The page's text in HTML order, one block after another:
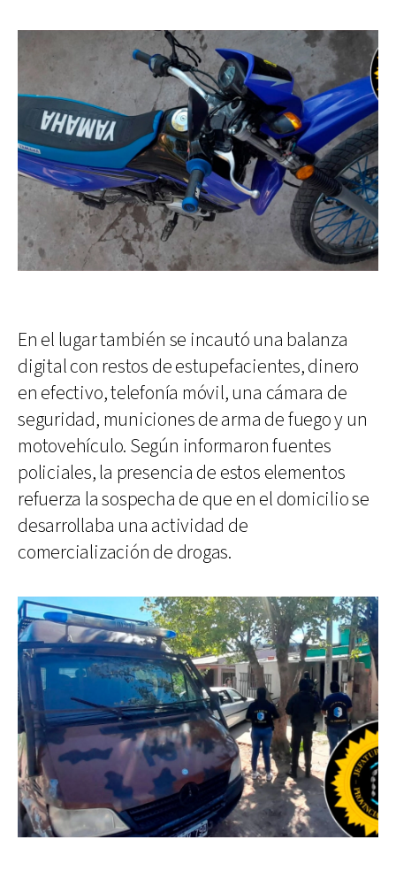
En el lugar también se incautó una balanza
digital con restos de estupefacientes, dinero
en efectivo, telefonía móvil, una cámara de
seguridad, municiones de arma de fuego y un
motovehículo. Según informaron fuentes
policiales, la presencia de estos elementos
refuerza la sospecha de que en el domicilio se
desarrollaba una actividad de
comercialización de drogas.